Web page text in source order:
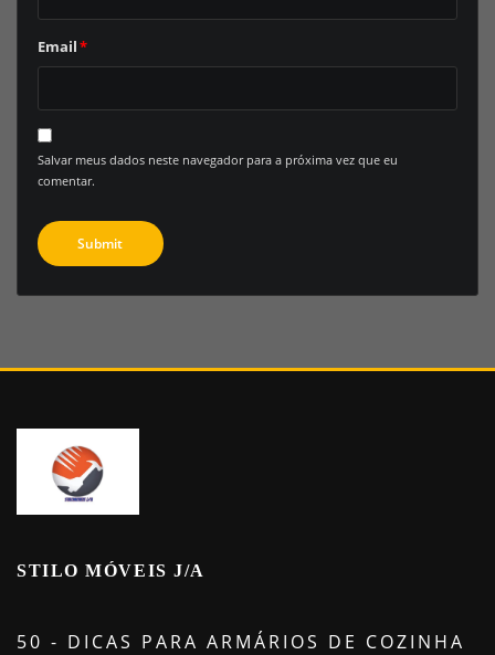
Email*
Salvar meus dados neste navegador para a próxima vez que eu
comentar.
STILO MÓVEIS J/A
50 - DICAS PARA ARMÁRIOS DE COZINHA